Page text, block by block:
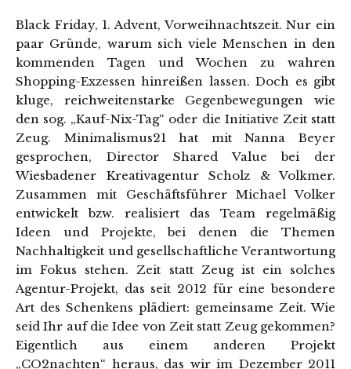
Black Friday, 1. Advent, Vorweihnachtszeit. Nur ein
paar Gründe, warum sich viele Menschen in den
kommenden Tagen und Wochen zu wahren
Shopping-Exzessen hinreißen lassen. Doch es gibt
kluge, reichweitenstarke Gegenbewegungen wie
den sog. „Kauf-Nix-Tag“ oder die Initiative Zeit statt
Zeug. Minimalismus21 hat mit Nanna Beyer
gesprochen, Director Shared Value bei der
Wiesbadener Kreativagentur Scholz & Volkmer.
Zusammen mit Geschäftsführer Michael Volker
entwickelt bzw. realisiert das Team regelmäßig
Ideen und Projekte, bei denen die Themen
Nachhaltigkeit und gesellschaftliche Verantwortung
im Fokus stehen. Zeit statt Zeug ist ein solches
Agentur-Projekt, das seit 2012 für eine besondere
Art des Schenkens plädiert: gemeinsame Zeit. Wie
seid Ihr auf die Idee von Zeit statt Zeug gekommen?
Eigentlich aus einem anderen Projekt
„CO2nachten“ heraus, das wir im Dezember 2011